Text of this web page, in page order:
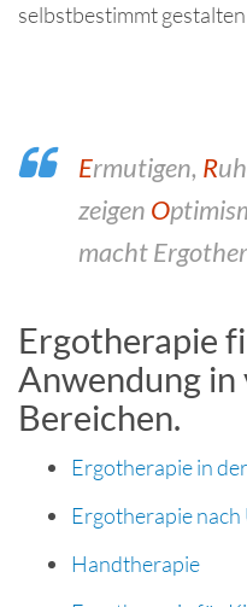
selbstbestimmt
Ermutigen, R
zeigen O
macht
Ergotherapie
Anwendung in
Bereichen.
Ergotherapie in
Ergotherapie nach
Handtherapie